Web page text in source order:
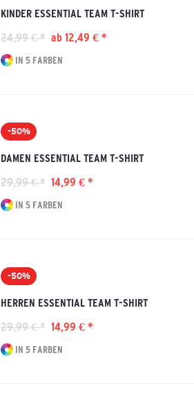
KINDER ESSENTIAL TEAM T-SHIRT
24,99 € * ab 12,49 € *
IN 5 FARBEN
-50%
DAMEN ESSENTIAL TEAM T-SHIRT
29,99 € * 14,99 € *
IN 5 FARBEN
-50%
HERREN ESSENTIAL TEAM T-SHIRT
29,99 € * 14,99 € *
IN 5 FARBEN